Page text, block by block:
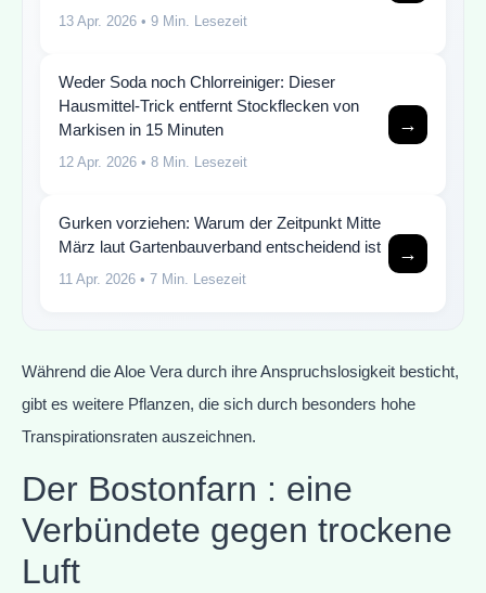
13 Apr. 2026 • 9 Min. Lesezeit
Weder Soda noch Chlorreiniger: Dieser
Hausmittel-Trick entfernt Stockflecken von
Markisen in 15 Minuten
12 Apr. 2026 • 8 Min. Lesezeit
→
Gurken vorziehen: Warum der Zeitpunkt Mitte
März laut Gartenbauverband entscheidend ist
11 Apr. 2026 • 7 Min. Lesezeit
→
Während die Aloe Vera durch ihre Anspruchslosigkeit besticht,
gibt es weitere Pflanzen, die sich durch besonders hohe
Transpirationsraten auszeichnen.
Der Bostonfarn : eine
Verbündete gegen trockene
Luft